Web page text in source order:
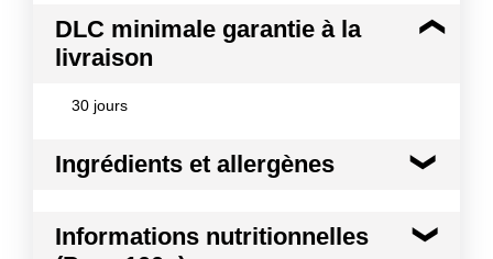
DLC minimale garantie à la
livraison
30 jours
Ingrédients et allergènes
Beurre de cacao 100.0 %
Informations nutritionnelles